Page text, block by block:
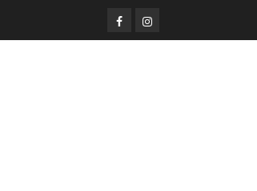
FacerbookInstagram